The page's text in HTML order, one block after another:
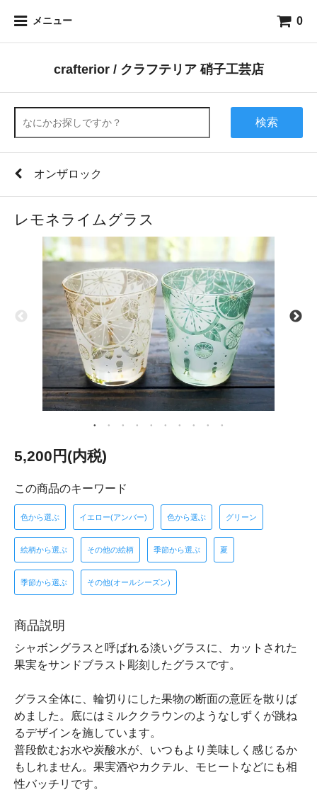
メニュー 0
crafterior / クラフテリア 硝子工芸店
検索
オンザロック
レモネライムグラス
5,200円(内税)
この商品のキーワード
色から選ぶ イエロー(アンバー) 色から選ぶ グリーン
絵柄から選ぶ その他の絵柄 季節から選ぶ 夏
季節から選ぶ その他(オールシーズン)
商品説明
シャボングラスと呼ばれる淡いグラスに、カットされた
果実をサンドブラスト彫刻したグラスです。
グラス全体に、輪切りにした果物の断面の意匠を散りば
めました。底にはミルククラウンのようなしずくが跳ね
るデザインを施しています。
普段飲むお水や炭酸水が、いつもより美味しく感じるか
もしれません。果実酒やカクテル、モヒートなどにも相
性バッチリです。